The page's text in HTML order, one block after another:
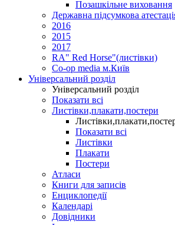
Позашкільне виховання
Державна підсумкова
2016
2015
2017
RA" Red Horse"(листівки)
Co-op media м.Київ
Універсальний розділ
Універсальний розділ
Показати всі
Листівки,плакати,постери
Показати всі
Листівки
Плакати
Постери
Атласи
Книги для записів
Енциклопедії
Календарі
Довідники